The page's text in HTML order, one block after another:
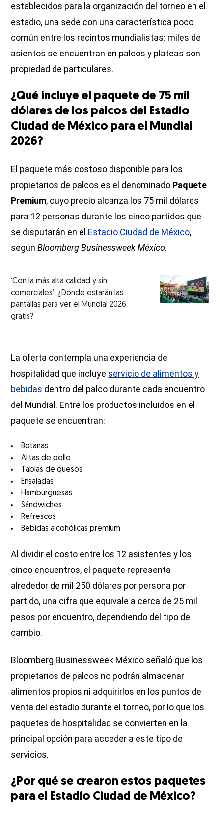
establecidos para la organización del torneo en el
estadio, una sede con una característica poco
común entre los recintos mundialistas: miles de
asientos se encuentran en palcos y plateas son
propiedad de particulares.
¿Qué incluye el paquete de 75 mil
dólares de los palcos del Estadio
Ciudad de México para el Mundial
2026?
El paquete más costoso disponible para los
propietarios de palcos es el denominado Paquete
Premium, cuyo precio alcanza los 75 mil dólares
para 12 personas durante los cinco partidos que
se disputarán en el Estadio Ciudad de México,
según Bloomberg Businessweek México.
‘Con la más alta calidad y sin
comerciales’: ¿Dónde estarán las
pantallas para ver el Mundial 2026
gratis?
La oferta contempla una experiencia de
hospitalidad que incluye servicio de alimentos y
bebidas dentro del palco durante cada encuentro
del Mundial. Entre los productos incluidos en el
paquete se encuentran:
Botanas
Alitas de pollo
Tablas de quesos
Ensaladas
Hamburguesas
Sándwiches
Refrescos
Bebidas alcohólicas premium
Al dividir el costo entre los 12 asistentes y los
cinco encuentros, el paquete representa
alrededor de mil 250 dólares por persona por
partido, una cifra que equivale a cerca de 25 mil
pesos por encuentro, dependiendo del tipo de
cambio.
Bloomberg Businessweek México señaló que los
propietarios de palcos no podrán almacenar
alimentos propios ni adquirirlos en los puntos de
venta del estadio durante el torneo, por lo que los
paquetes de hospitalidad se convierten en la
principal opción para acceder a este tipo de
servicios.
¿Por qué se crearon estos paquetes
para el Estadio Ciudad de México?